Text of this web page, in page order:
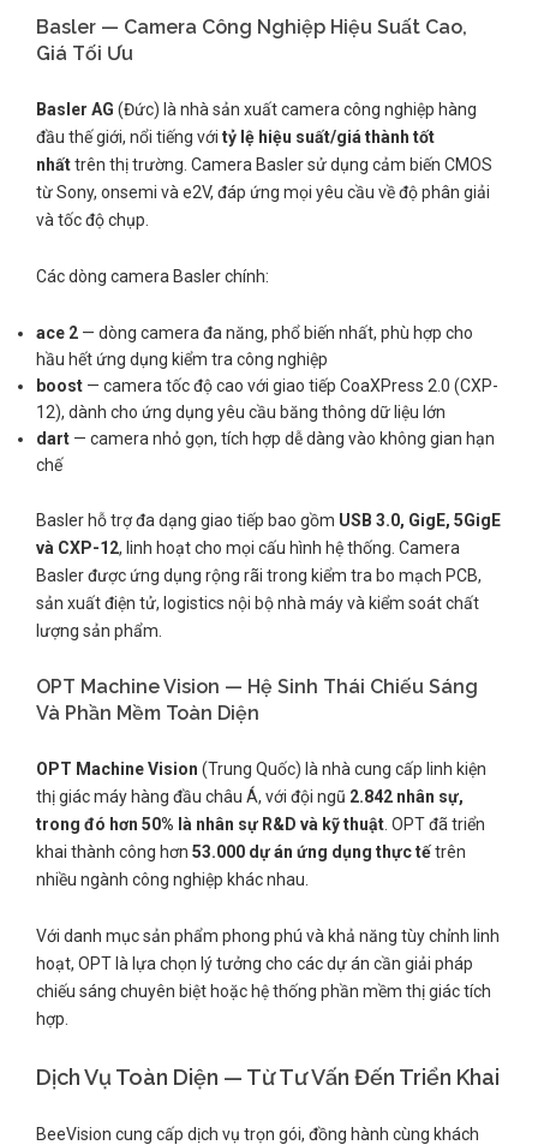
Basler — Camera Công Nghiệp Hiệu Suất Cao,
Giá Tối Ưu
Basler AG (Đức) là nhà sản xuất camera công nghiệp hàng
đầu thế giới, nổi tiếng với tỷ lệ hiệu suất/giá thành tốt
nhấttrên thị trường. Camera Basler sử dụng cảm biến CMOS
từ Sony, onsemi và e2V, đáp ứng mọi yêu cầu về độ phân giải
và tốc độ chụp.
Các dòng camera Basler chính:
ace 2 — dòng camera đa năng, phổ biến nhất, phù hợp cho
hầu hết ứng dụng kiểm tra công nghiệp
boost — camera tốc độ cao với giao tiếp CoaXPress 2.0 (CXP-
12), dành cho ứng dụng yêu cầu băng thông dữ liệu lớn
dart — camera nhỏ gọn, tích hợp dễ dàng vào không gian hạn
chế
Basler hỗ trợ đa dạng giao tiếp bao gồm USB 3.0, GigE, 5GigE
và CXP-12, linh hoạt cho mọi cấu hình hệ thống. Camera
Basler được ứng dụng rộng rãi trong kiểm tra bo mạch PCB,
sản xuất điện tử, logistics nội bộ nhà máy và kiểm soát chất
lượng sản phẩm.
OPT Machine Vision — Hệ Sinh Thái Chiếu Sáng
Và Phần Mềm Toàn Diện
OPT Machine Vision (Trung Quốc) là nhà cung cấp linh kiện
thị giác máy hàng đầu châu Á, với đội ngũ 2.842 nhân sự,
trong đó hơn 50% là nhân sự R&D và kỹ thuật . OPT đã triển
khai thành công hơn 53.000 dự án ứng dụng thực tếtrên
nhiều ngành công nghiệp khác nhau.
Với danh mục sản phẩm phong phú và khả năng tùy chỉnh linh
hoạt, OPT là lựa chọn lý tưởng cho các dự án cần giải pháp
chiếu sáng chuyên biệt hoặc hệ thống phần mềm thị giác tích
hợp.
Dịch Vụ Toàn Diện — Từ Tư Vấn Đến Triển Khai
BeeVision cung cấp dịch vụ trọn gói, đồng hành cùng khách